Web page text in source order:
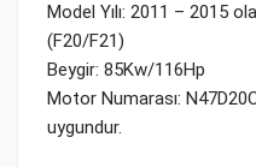
Model Yılı: 2011 – 2015
(F20/F21)
Beygir: 85Kw/116Hp
Motor Numarası:
uygundur.